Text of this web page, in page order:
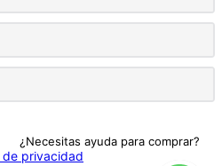
¿Necesitas ayuda para comprar?
de privacidad